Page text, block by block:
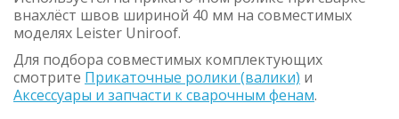
внахлёст швов шириной 40 мм на совместимых
моделях Leister Uniroof.
Для подбора совместимых комплектующих
смотрите Прикаточные ролики (валики) и
Аксессуары и запчасти к сварочным фенам.